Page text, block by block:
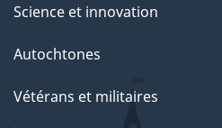
Science et innovation
Autochtones
Vétérans et militaires